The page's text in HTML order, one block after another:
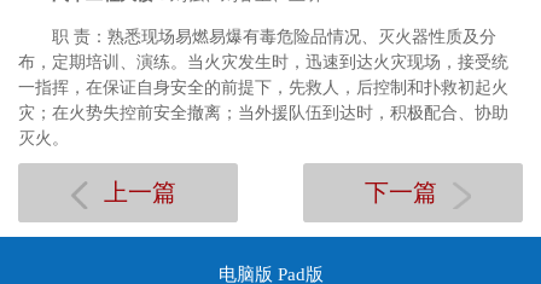
职 责：熟悉现场易燃易爆有毒危险品情况、灭火器性质及分
布，定期培训、演练。当火灾发生时，迅速到达火灾现场，接受统
一指挥，在保证自身安全的前提下，先救人，后控制和扑救初起火
灾；在火势失控前安全撤离；当外援队伍到达时，积极配合、协助
灭火。
上一篇 下一篇
电脑版 Pad版